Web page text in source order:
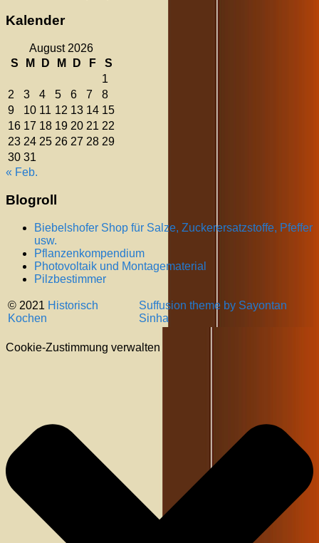
Kalender
August 2026
S
M D M D F
S
1
2
3 4 5 6 7
8
9
10 11 12 13 14 15
16 17 18 19 20 21 22
23 24 25 26 27 28 29
30 31
« Feb.
Blogroll
Biebelshofer Shop für Salze, Zuckerersatzstoffe, Pfeffer
usw.
Pflanzenkompendium
Photovoltaik und Montagematerial
Pilzbestimmer
© 2021 Historisch
Kochen
Suffusion theme by Sayontan
Sinha
Cookie-Zustimmung verwalten